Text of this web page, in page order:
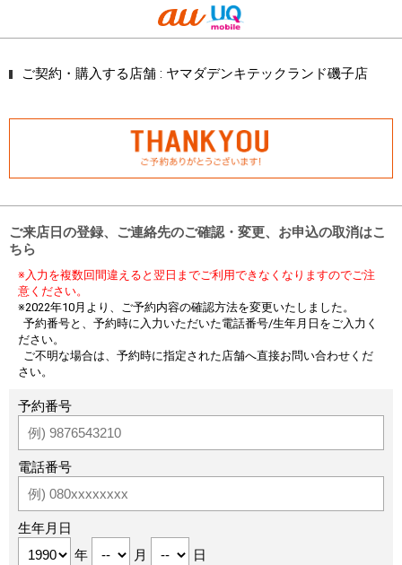
ご契約・購入する店舗 : ヤマダデンキテックランド磯子店
ご来店日の登録、ご連絡先のご確認・変更、お申込の取消はこ
ちら
※入力を複数回間違えると翌日までご利用できなくなりますのでご注
意ください。
※2022年10月より、ご予約内容の確認方法を変更いたしました。
予約番号と、予約時に入力いただいた電話番号/生年月日をご入力く
ださい。
ご不明な場合は、予約時に指定された店舗へ直接お問い合わせくだ
さい。
予約番号
電話番号
生年月日
年
月 日